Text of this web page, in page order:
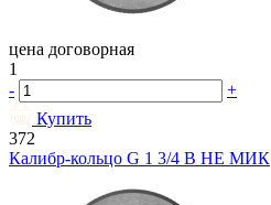
цена договорная
1
-
+
Купить
372
Калибр-кольцо G 1 3/4 В НЕ МИК